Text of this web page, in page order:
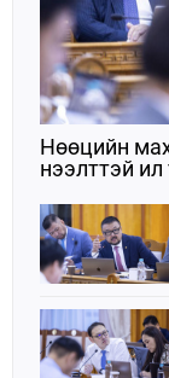
Нөөцийн
нээлттэй